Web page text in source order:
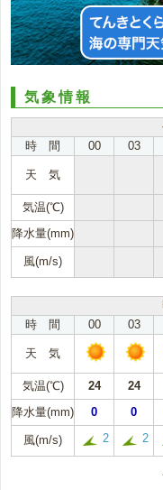
気象情報
時 間
00 03
天 気
気温(℃)
降水量(mm)
風(m/s)
時 間
00 03
天 気
気温(℃) 24 24
降水量(mm)
0 0
風(m/s) 2 2